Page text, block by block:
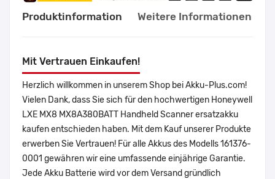
Produktinformation Weitere Informationen
Mit Vertrauen Einkaufen!
Herzlich willkommen in unserem Shop bei Akku-Plus.com!
Vielen Dank, dass Sie sich für den hochwertigen Honeywell
LXE MX8 MX8A380BATT Handheld Scanner ersatzakku
kaufen entschieden haben. Mit dem Kauf unserer Produkte
erwerben Sie Vertrauen! Für alle Akkus des Modells 161376-
0001 gewähren wir eine umfassende einjährige Garantie.
Jede Akku Batterie wird vor dem Versand gründlich